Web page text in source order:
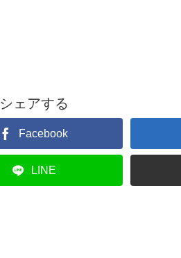
シェアする
Facebook
LINE